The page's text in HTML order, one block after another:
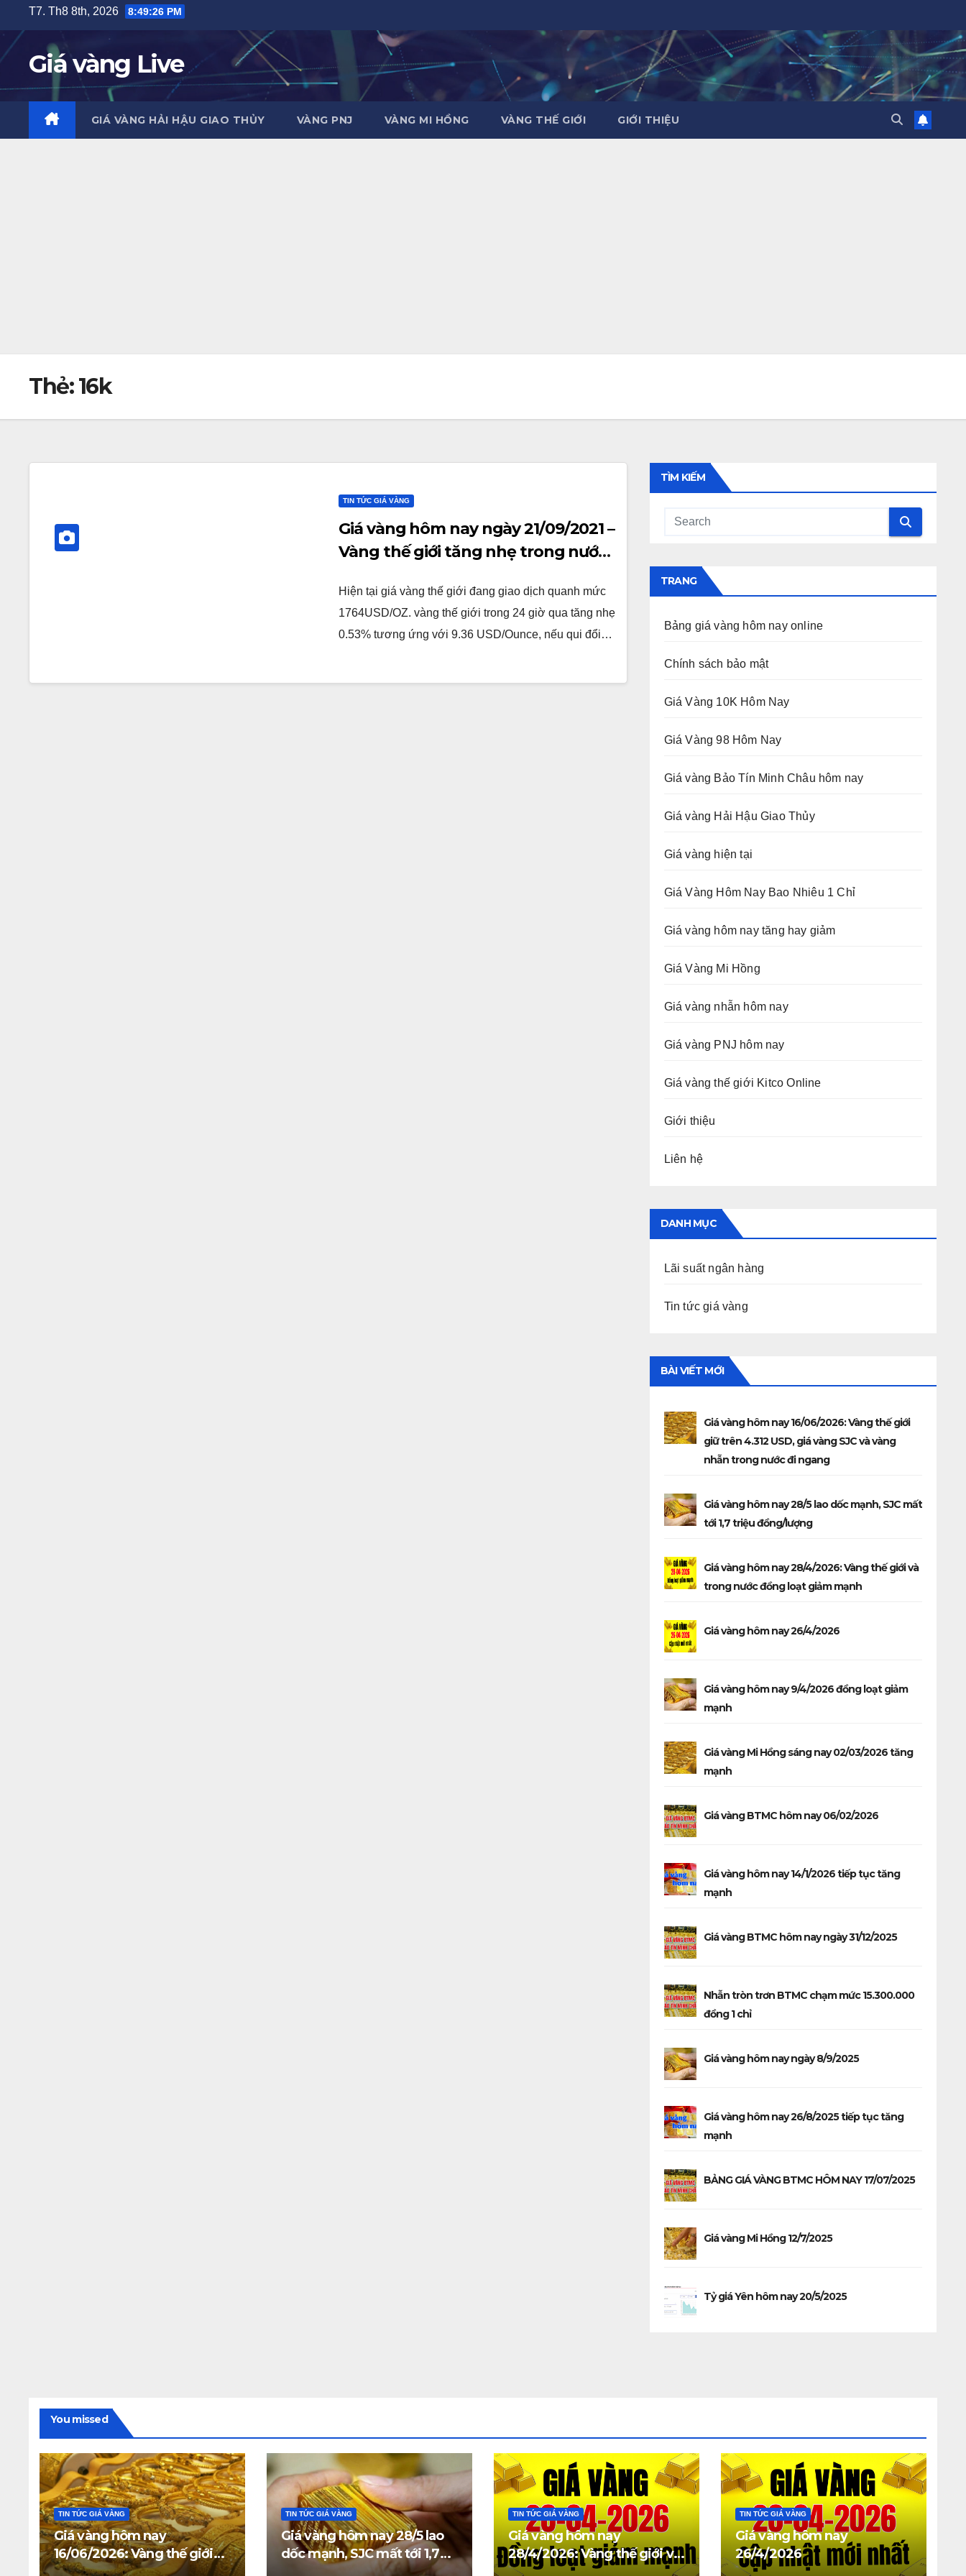
content
T7. Th8 8th, 2026 8:49:27 PM
Giá vàng Live
GIÁ VÀNG HẢI HẬU GIAO THỦY VÀNG PNJ VÀNG MI HỒNG VÀNG THẾ GIỚI GIỚI THIỆU
Thẻ:16k
TIN TỨC GIÁ VÀNG
Giá vàng hôm nay ngày 21/09/2021 –
Vàng thế giới tăng nhẹ trong nước
Hiện tại giá vàng thế giới đang giao dịch quanh mức
1764USD/OZ. vàng thế giới trong 24 giờ qua tăng nhẹ
0.53% tương ứng với 9.36 USD/Ounce, nếu qui đổi…
TÌM KIẾM
TRANG
Bảng giá vàng hôm nay online
Chính sách bảo mật
Giá Vàng 10K Hôm Nay
Giá Vàng 98 Hôm Nay
Giá vàng Bảo Tín Minh Châu hôm nay
Giá vàng Hải Hậu Giao Thủy
Giá vàng hiện tại
Giá Vàng Hôm Nay Bao Nhiêu 1 Chỉ
Giá vàng hôm nay tăng hay giảm
Giá Vàng Mi Hồng
Giá vàng nhẫn hôm nay
Giá vàng PNJ hôm nay
Giá vàng thế giới Kitco Online
Giới thiệu
Liên hệ
DANH MỤC
Lãi suất ngân hàng
Tin tức giá vàng
BÀI VIẾT MỚI
Giá vàng hôm nay 16/06/2026: Vàng thế giới
giữ trên 4.312 USD, giá vàng SJC và vàng
nhẫn trong nước đi ngang
Giá vàng hôm nay 28/5 lao dốc mạnh, SJC mất
tới 1,7 triệu đồng/lượng
Giá vàng hôm nay 28/4/2026: Vàng thế giới và
trong nước đồng loạt giảm mạnh
Giá vàng hôm nay 26/4/2026
Giá vàng hôm nay 9/4/2026 đồng loạt giảm
mạnh
Giá vàng Mi Hồng sáng nay 02/03/2026 tăng
mạnh
Giá vàng BTMC hôm nay 06/02/2026
Giá vàng hôm nay 14/1/2026 tiếp tục tăng
mạnh
Giá vàng BTMC hôm nay ngày 31/12/2025
Nhẫn tròn trơn BTMC chạm mức 15.300.000
đồng 1 chỉ
Giá vàng hôm nay ngày 8/9/2025
Giá vàng hôm nay 26/8/2025 tiếp tục tăng
mạnh
BẢNG GIÁ VÀNG BTMC HÔM NAY 17/07/2025
Giá vàng Mi Hồng 12/7/2025
Tỷ giá Yên hôm nay 20/5/2025
You missed
TIN TỨC GIÁ VÀNG
Giá vàng hôm nay
16/06/2026: Vàng thế giới
giữ trên 4.312 USD, giá vàng
TIN TỨC GIÁ VÀNG
Giá vàng hôm nay 28/5 lao
dốc mạnh, SJC mất tới 1,7
triệu đồng/lượng
TIN TỨC GIÁ VÀNG
Giá vàng hôm nay
28/4/2026: Vàng thế giới và
trong nước đồng loạt giảm
TIN TỨC GIÁ VÀNG
Giá vàng hôm nay
26/4/2026